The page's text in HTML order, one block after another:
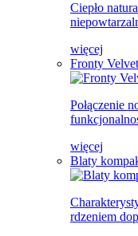
Ciepło
więcej
Fronty Velvet
Połączenie
więcej
Blaty
rdzeniem